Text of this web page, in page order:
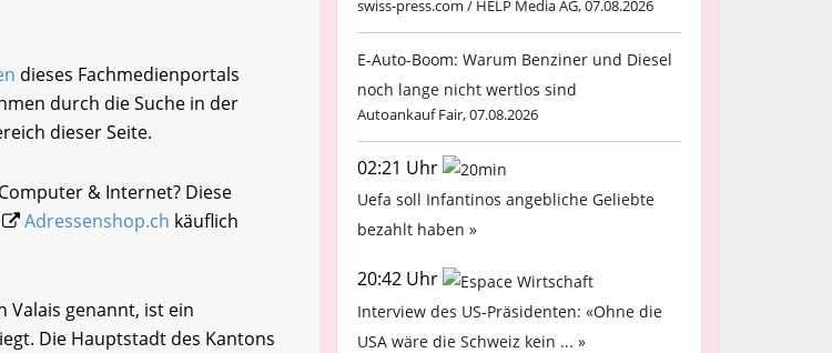
dieses Fachmedienportals
durch die Suche in der
dieser Seite.
& Internet? Diese
Adressenshop.ch käuflich
Valais genannt, ist ein
Die Hauptstadt des Kantons
swiss-press.com / HELP Media AG, 07.08.2026
E-Auto-Boom: Warum Benziner und Diesel
noch lange nicht wertlos sind
Autoankauf Fair, 07.08.2026
02:21 Uhr
Uefa soll Infantinos angebliche Geliebte
bezahlt haben »
20:42 Uhr
Interview des US-Präsidenten: «Ohne die
USA wäre die Schweiz kein ... »